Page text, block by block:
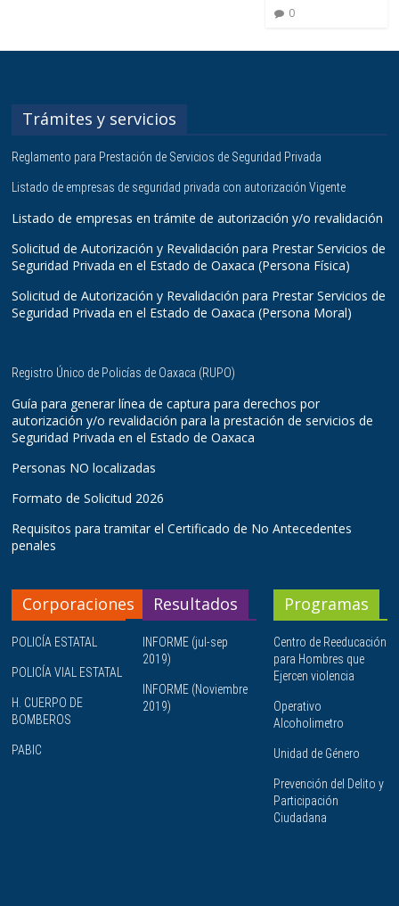
0
Trámites y servicios
Reglamento para Prestación de Servicios de Seguridad Privada
Listado de empresas de seguridad privada con autorización Vigente
Listado de empresas en trámite de autorización y/o revalidación
Solicitud de Autorización y Revalidación para Prestar Servicios de
Seguridad Privada en el Estado de Oaxaca (Persona Física)
Solicitud de Autorización y Revalidación para Prestar Servicios de
Seguridad Privada en el Estado de Oaxaca (Persona Moral)
Registro Único de Policías de Oaxaca (RUPO)
Guía para generar línea de captura para derechos por
autorización y/o revalidación para la prestación de servicios de
Seguridad Privada en el Estado de Oaxaca
Personas NO localizadas
Formato de Solicitud 2026
Requisitos para tramitar el Certificado de No Antecedentes
penales
Corporaciones
POLICÍA ESTATAL
POLICÍA VIAL ESTATAL
H. CUERPO DE
BOMBEROS
PABIC
Resultados
INFORME (jul-sep
2019)
INFORME (Noviembre
2019)
Programas
Centro de Reeducación
para Hombres que
Ejercen violencia
Operativo
Alcoholimetro
Unidad de Género
Prevención del Delito y
Participación
Ciudadana